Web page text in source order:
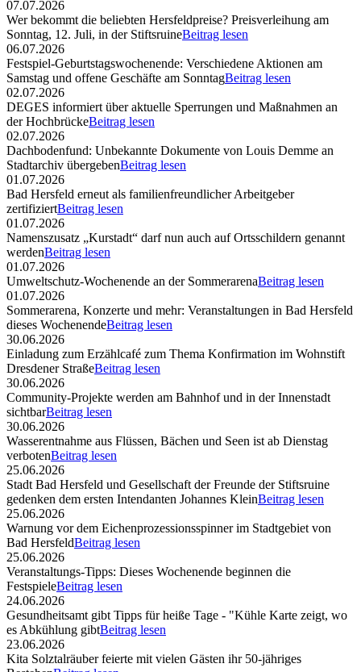
07.07.2026
Wer bekommt die beliebten Hersfeldpreise? Preisverleihung am
Sonntag, 12. Juli, in der StiftsruineBeitrag lesen
06.07.2026
Festspiel-Geburtstagswochenende: Verschiedene Aktionen am
Samstag und offene Geschäfte am SonntagBeitrag lesen
02.07.2026
DEGES informiert über aktuelle Sperrungen und Maßnahmen an
der HochbrückeBeitrag lesen
02.07.2026
Dachbodenfund: Unbekannte Dokumente von Louis Demme an
Stadtarchiv übergebenBeitrag lesen
01.07.2026
Bad Hersfeld erneut als familienfreundlicher Arbeitgeber
zertifiziertBeitrag lesen
01.07.2026
Namenszusatz „Kurstadt“ darf nun auch auf Ortsschildern genannt
werdenBeitrag lesen
01.07.2026
Umweltschutz-Wochenende an der SommerarenaBeitrag lesen
01.07.2026
Sommerarena, Konzerte und mehr: Veranstaltungen in Bad Hersfeld
dieses WochenendeBeitrag lesen
30.06.2026
Einladung zum Erzählcafé zum Thema Konfirmation im Wohnstift
Dresdener StraßeBeitrag lesen
30.06.2026
Community-Projekte werden am Bahnhof und in der Innenstadt
sichtbarBeitrag lesen
30.06.2026
Wasserentnahme aus Flüssen, Bächen und Seen ist ab Dienstag
verbotenBeitrag lesen
25.06.2026
Stadt Bad Hersfeld und Gesellschaft der Freunde der Stiftsruine
gedenken dem ersten Intendanten Johannes KleinBeitrag lesen
25.06.2026
Warnung vor dem Eichenprozessionsspinner im Stadtgebiet von
Bad HersfeldBeitrag lesen
25.06.2026
Veranstaltungs-Tipps: Dieses Wochenende beginnen die
FestspieleBeitrag lesen
24.06.2026
Gesundheitsamt gibt Tipps für heiße Tage - "Kühle Karte zeigt, wo
es Abkühlung gibtBeitrag lesen
23.06.2026
Kita Solztalräuber feierte mit vielen Gästen ihr 50-jähriges